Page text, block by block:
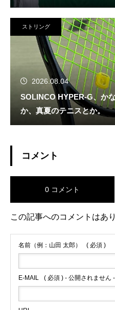
ストリング
2026.08.04
SOLINCO HYPER-G、か
か、真夏のテニスとか。
コメント
0 コメント
この記事へのコメントはあ
名前（例：山田 太郎） ( 必須 )
E-MAIL ( 必須 ) - 公開されません -